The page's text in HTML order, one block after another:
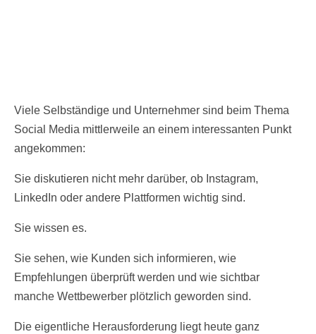
Viele Selbständige und Unternehmer sind beim Thema
Social Media mittlerweile an einem interessanten Punkt
angekommen:
Sie diskutieren nicht mehr darüber, ob Instagram,
LinkedIn oder andere Plattformen wichtig sind.
Sie wissen es.
Sie sehen, wie Kunden sich informieren, wie
Empfehlungen überprüft werden und wie sichtbar
manche Wettbewerber plötzlich geworden sind.
Die eigentliche Herausforderung liegt heute ganz